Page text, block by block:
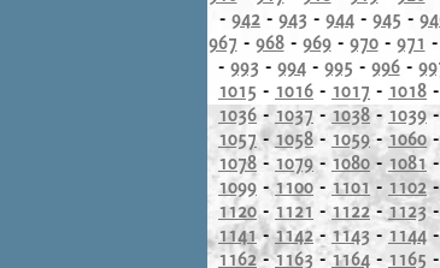
- 942 - 943 - 944 - 945 -
967 - 968- 969- 970- 971 -
- 993 - 994- 995 - 996-
1015 - 1016 - 1017 - 1018 -
1036 - 1037 - 1038 - 1039
1057- 1058- 1059-1060-
1078 - 1079- 1080 -1081 -
1099 - 1100- 1101 - 1102
1120- 1121 - 1122- 1123
1141-1142- 1143 - 1144 -
1162-1163 -1164 - 1165 -